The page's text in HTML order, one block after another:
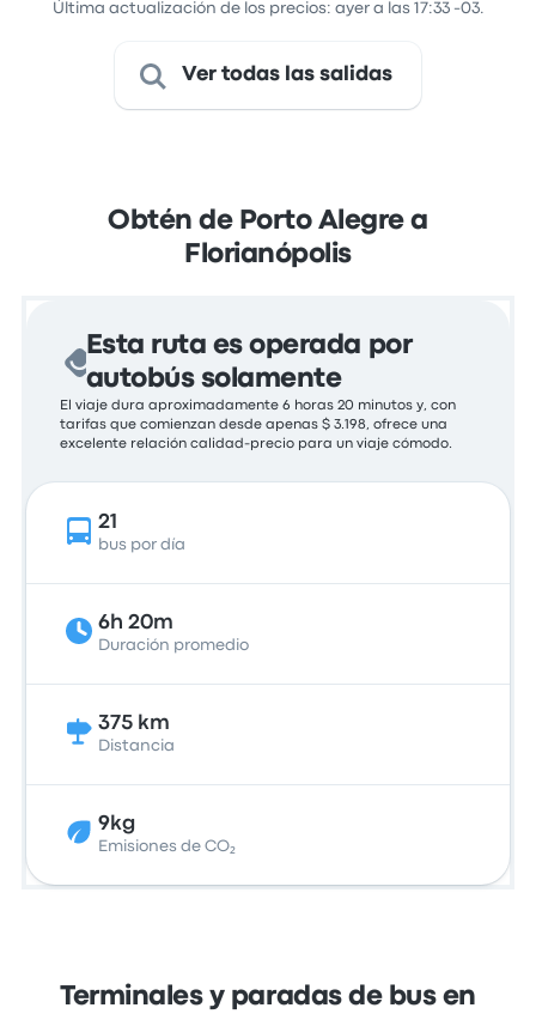
Última actualización de los precios: ayer a las 17:33 -03.
Ver todas las salidas
Obtén de Porto Alegre a
Florianópolis
Esta ruta es operada por
autobús solamente
El viaje dura aproximadamente 6 horas 20 minutos y, con
tarifas que comienzan desde apenas $ 3.198, ofrece una
excelente relación calidad-precio para un viaje cómodo.
21
bus por día
6h 20m
Duración promedio
375 km
Distancia
9kg
Emisiones de CO₂
Terminales y paradas de bus en